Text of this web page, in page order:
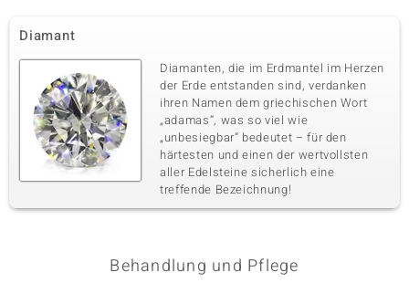
Diamant
Diamanten, die im Erdmantel im Herzen
der Erde entstanden sind, verdanken
ihren Namen dem griechischen Wort
„adamas“, was so viel wie
„unbesiegbar“ bedeutet – für den
härtesten und einen der wertvollsten
aller Edelsteine sicherlich eine
treffende Bezeichnung!
Behandlung und Pflege